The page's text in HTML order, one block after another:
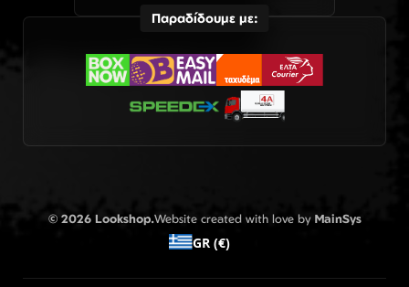
Παραδίδουμε με:
© 2026 Lookshop.Website created with love by MainSys
GR (€)